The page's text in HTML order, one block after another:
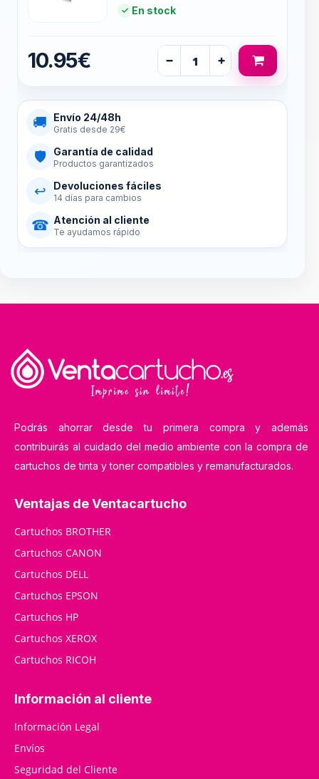
En stock
10.95€ − +
🚚 Envío 24/48h
Gratis desde 29€
🛡 Garantía de calidad
Productos garantizados
↩ Devoluciones fáciles
14 días para cambios
☎ Atención al cliente
Te ayudamos rápido
Podrás ahorrar desde tu primera compra y además
contribuirás al cuidado del medio ambiente con la compra de
cartuchos de tinta y toner compatibles y remanufacturados.
Ventajas de Ventacartucho
Cartuchos BROTHER
Cartuchos CANON
Cartuchos DELL
Cartuchos EPSON
Cartuchos HP
Cartuchos XEROX
Cartuchos RICOH
Información al cliente
Información Legal
Envíos
Seguridad del Cliente